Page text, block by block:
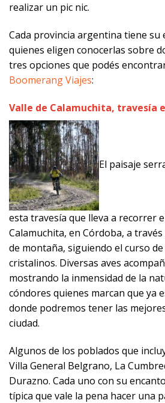
realizar un pic nic.
Cada provincia argentina tiene su
quienes eligen conocerlas sobre
tres opciones que podés
Boomerang Viajes:
Valle de Calamuchita, travesía
El paisaje
esta travesía que lleva a recorrer
Calamuchita, en Córdoba, a
de montaña, siguiendo el curso
cristalinos. Diversas aves
mostrando la inmensidad de la
cóndores quienes marcan que ya
donde podremos tener las
ciudad.
Algunos de los poblados que
Villa General Belgrano, La
Durazno. Cada uno con su
típica que vale la pena hacer una